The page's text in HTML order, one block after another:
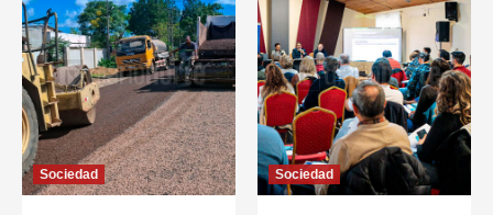
Sociedad Sociedad